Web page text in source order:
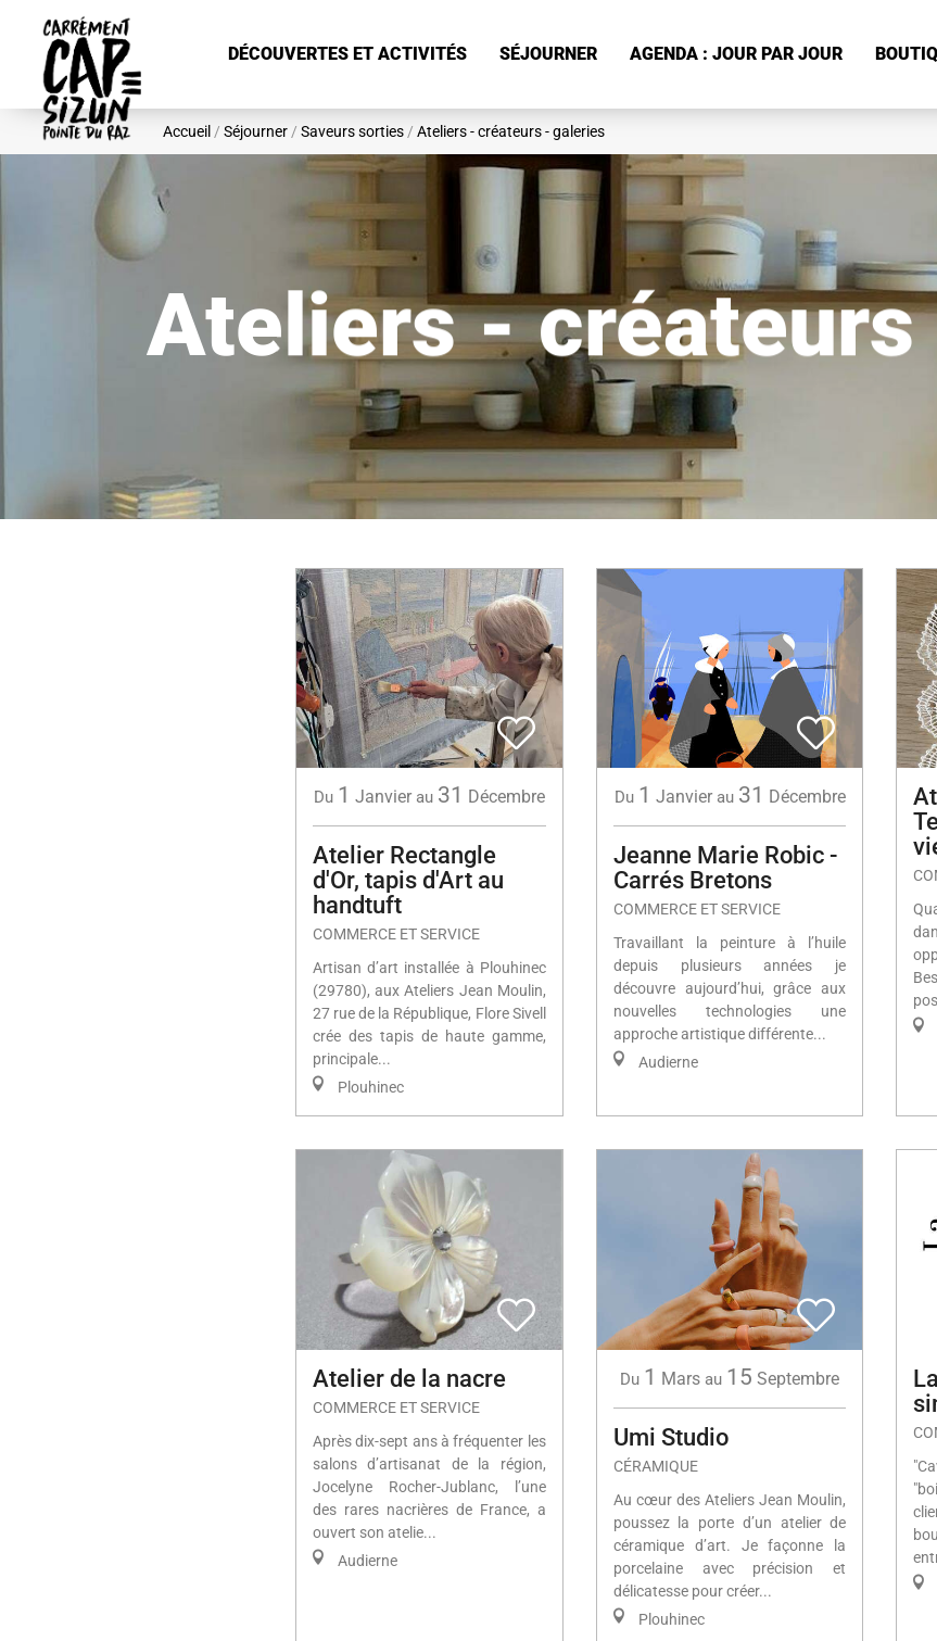
Aller au contenu principal
DÉCOUVERTES ET ACTIVITÉS SÉJOURNER AGENDA : JOUR PAR JOUR
Accueil / Séjourner / Saveurs sorties / Ateliers - créateurs - galeries
Ateliers -
Du 1 Janvier au 31 Décembre
Atelier Rectangle
d'Or, tapis d'Art au
handtuft
COMMERCE ET SERVICE
Artisan d’art installée à Plouhinec
(29780), aux Ateliers Jean Moulin,
27 rue de la République, Flore Sivell
crée des tapis de haute gamme,
principale...
Plouhinec
Du 1 Janvier au 31 Décembre
Jeanne Marie Robic -
Carrés Bretons
COMMERCE ET SERVICE
Travaillant la peinture à l’huile
depuis plusieurs années je
découvre aujourd’hui, grâce aux
nouvelles technologies une
approche artistique différente...
Audierne
Atelier de la nacre
COMMERCE ET SERVICE
Après dix-sept ans à fréquenter les
salons d’artisanat de la région,
Jocelyne Rocher-Jublanc, l’une
des rares nacrières de France, a
ouvert son atelie...
Audierne
Du 1 Mars au 15 Septembre
Umi Studio
CÉRAMIQUE
Au cœur des Ateliers Jean Moulin,
poussez la porte d’un atelier de
céramique d’art. Je façonne la
porcelaine avec précision et
délicatesse pour créer...
Plouhinec